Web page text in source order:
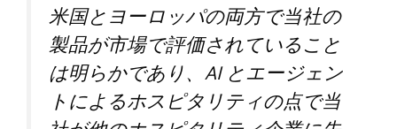
米国とヨーロッパの両方で当社の
製品が市場で評価されていること
は明らかであり、AI とエージェン
トによるホスピタリティの点で当